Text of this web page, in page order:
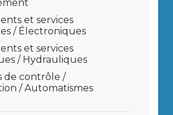
et services
/ Électroniques
et services
/ Hydrauliques
de contrôle /
/ Automatismes